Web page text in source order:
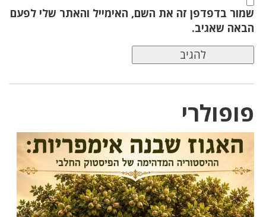
שמור בדפדפן זה את השם, האימייל והאתר שלי לפעם
הבאה שאגיב.
פופולרי